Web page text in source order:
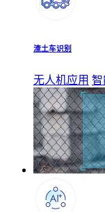
渣土车识别
无人机应用 智